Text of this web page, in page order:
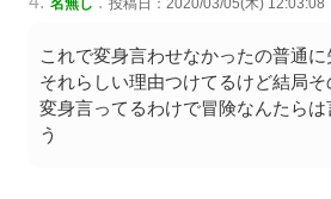
これで変身言わせなかったの普通に
それらしい理由つけてるけど結局
変身言ってるわけで冒険なんたら
う